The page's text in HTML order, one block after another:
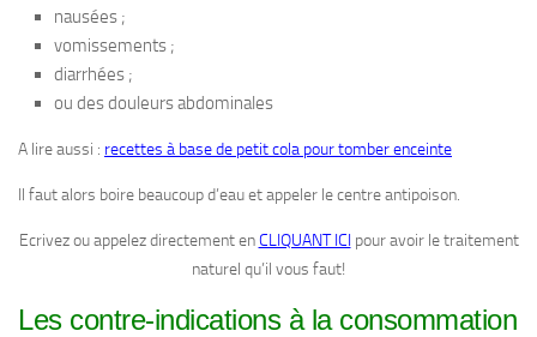
nausées ;
vomissements ;
diarrhées ;
ou des douleurs abdominales
A lire aussi : recettes à base de petit cola pour tomber enceinte
Il faut alors boire beaucoup d’eau et appeler le centre antipoison.
Ecrivez ou appelez directement enCLIQUANT ICI pour avoir le traitement
naturel qu’il vous faut!
Les contre-indications à la consommation